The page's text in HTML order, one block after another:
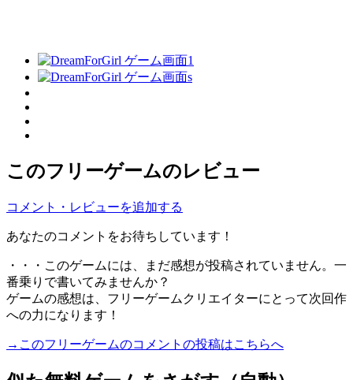
このフリーゲームのレビュー
コメント・レビューを追加する
あなたのコメントをお待ちしています！
・・・このゲームには、まだ感想が投稿されていません。一
番乗りで書いてみませんか？
ゲームの感想は、フリーゲームクリエイターにとって次回作
への力になります！
→このフリーゲームのコメントの投稿はこちらへ